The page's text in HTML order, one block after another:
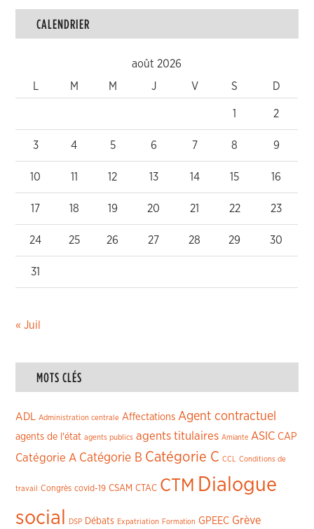
CALENDRIER
août 2026
M M J V S D
1 2
3 4 5 6 7 8 9
10 11 12 13 14 15 16
17 18 19 20 21 22 23
24 25 26 27 28 29 30
31
« Juil
MOTS CLÉS
ADL Administration centrale Affectations Agent contractuel
agents de l'état agents publics agents titulaires Amiante ASIC CAP
Catégorie A Catégorie B Catégorie C CCL Conditions de
travail Congrès covid-19 CSAM CTAC CTM Dialogue
social
DSP Débats Expatriation Formation GPEEC Grève